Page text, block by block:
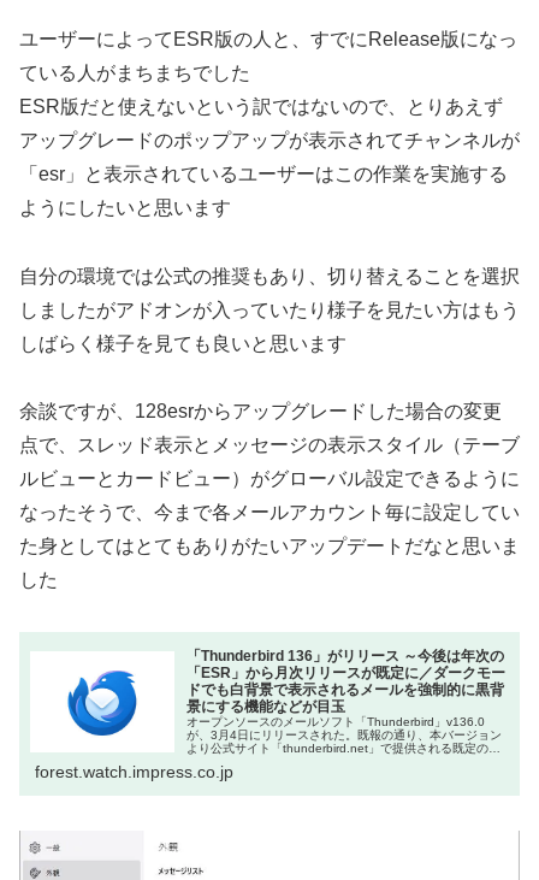
ユーザーによってESR版の人と、すでにRelease版になっ
ている人がまちまちでした
ESR版だと使えないという訳ではないので、とりあえず
アップグレードのポップアップが表示されてチャンネルが
「esr」と表示されているユーザーはこの作業を実施する
ようにしたいと思います
自分の環境では公式の推奨もあり、切り替えることを選択
しましたがアドオンが入っていたり様子を見たい方はもう
しばらく様子を見ても良いと思います
余談ですが、128esrからアップグレードした場合の変更
点で、スレッド表示とメッセージの表示スタイル（テーブ
ルビューとカードビュー）がグローバル設定できるように
なったそうで、今まで各メールアカウント毎に設定してい
た身としてはとてもありがたいアップデートだなと思いま
した
「Thunderbird 136」がリリース ～今後は年次の
「ESR」から月次リリースが既定に／ダークモー
ドでも白背景で表示されるメールを強制的に黒背
景にする機能などが目玉
オープンソースのメールソフト「Thunderbird」v136.0
が、3月4日にリリースされた。既報の通り、本バージョン
より公式サイト「thunderbird.net」で提供される既定のリ
forest.watch.impress.co.jp